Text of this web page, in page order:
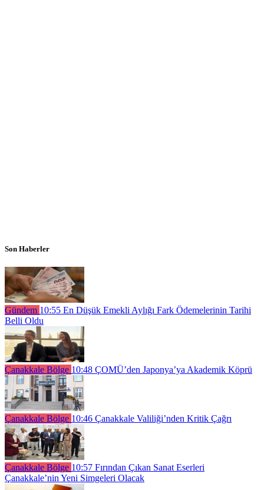
Son Haberler
Gündem 10:55 En Düşük Emekli Aylığı Fark Ödemelerinin Tarihi
Belli Oldu
Çanakkale Bölge 10:48 ÇOMÜ’den Japonya’ya Akademik Köprü
Çanakkale Bölge 10:46 Çanakkale Valiliği’nden Kritik Çağrı
Çanakkale Bölge 10:57 Fırından Çıkan Sanat Eserleri
Çanakkale’nin Yeni Simgeleri Olacak